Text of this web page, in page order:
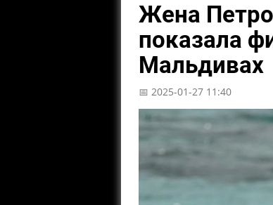
Жена
показала
Мальдивах
📅 2025-01-27 11:40